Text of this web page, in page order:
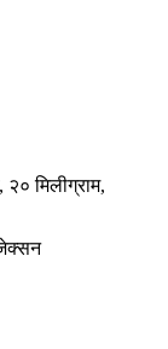
२० मिलीग्राम,